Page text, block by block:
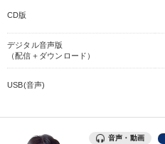
CD版
デジタル音声版
（配信＋ダウンロード）
USB(音声)
音声・動画